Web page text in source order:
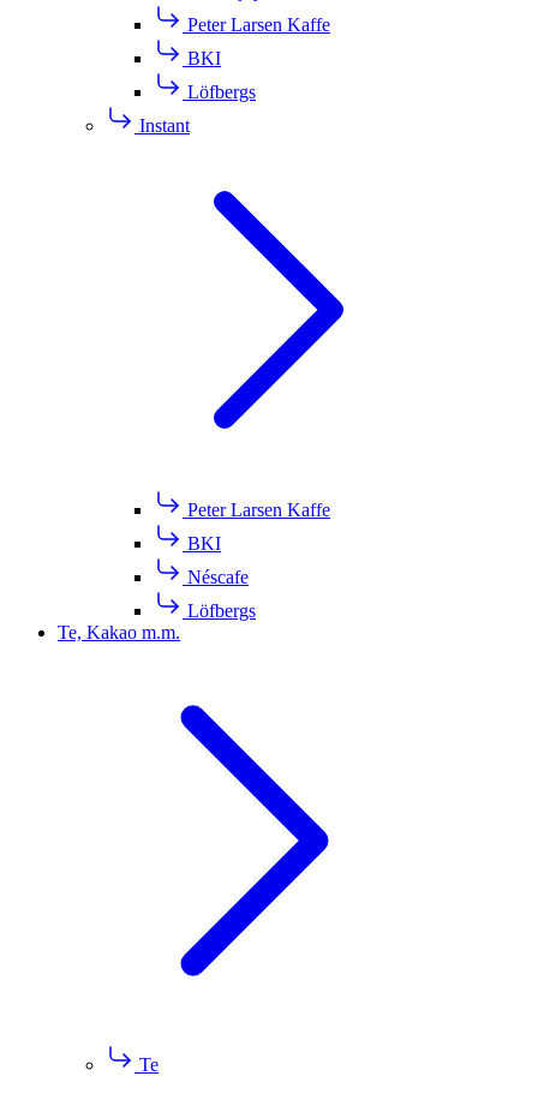
Peter Larsen Kaffe
BKI
Löfbergs
Instant
Peter Larsen Kaffe
BKI
Néscafe
Löfbergs
Te, Kakao m.m.
Te